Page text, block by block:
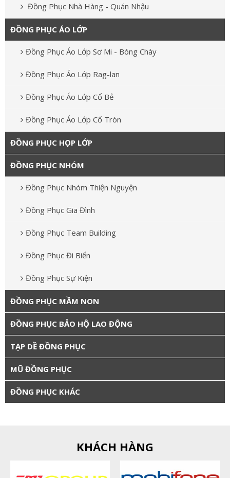
Đồng Phục Nhà Hàng - Quán Nhậu
ĐỒNG PHỤC ÁO LỚP
Đồng Phục Áo Lớp Sơ Mi - Bóng Chày
Đồng Phục Áo Lớp Rag-lan
Đồng Phục Áo Lớp Cổ Bẻ
Đồng Phục Áo Lớp Cổ Tròn
ĐỒNG PHỤC HỌP LỚP
ĐỒNG PHỤC NHÓM
Đồng Phục Nhóm Thiện Nguyện
Đồng Phục Gia Đình
Đồng Phục Team Building
Đồng Phục Đi Biển
Đồng Phục Sự Kiện
ĐỒNG PHỤC MẦM NON
ĐỒNG PHỤC BẢO HỘ LAO ĐỘNG
TẠP DỀ ĐỒNG PHỤC
MŨ ĐỒNG PHỤC
ĐỒNG PHỤC KHÁC
KHÁCH HÀNG